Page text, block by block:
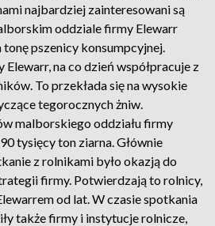
najbardziej zainteresowani są
oddziale firmy Elewarr
tonę pszenicy konsumpcyjnej.
na co dzień współpracuje z
To przekłada się na wysokie
tegorocznych żniw.
malborskiego oddziału firmy
tysięcy ton ziarna. Głównie
z rolnikami było okazją do
firmy. Potwierdzają to rolnicy,
od lat. W czasie spotkania
także firmy i instytucje rolnicze,